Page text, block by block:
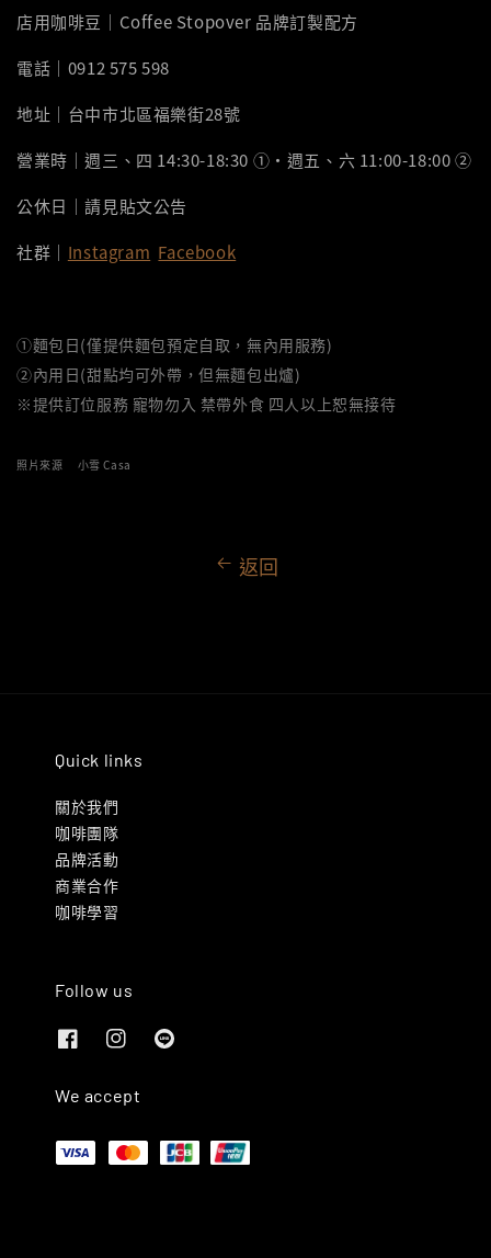
店用咖啡豆｜Coffee Stopover 品牌訂製配方
電話｜0912 575 598
地址｜台中市北區福樂街28號
營業時｜週三、四 14:30-18:30 ①‧週五、六 11:00-18:00 ②
公休日｜請見貼文公告
社群｜ Instagram Facebook
①麵包日(僅提供麵包預定自取，無內用服務)
②內用日(甜點均可外帶，但無麵包出爐)
※提供訂位服務 寵物勿入 禁帶外食 四人以上恕無接待
照片來源 小雪 Casa
返回
Quick links
關於我們
咖啡團隊
品牌活動
商業合作
咖啡學習
Follow us
We accept